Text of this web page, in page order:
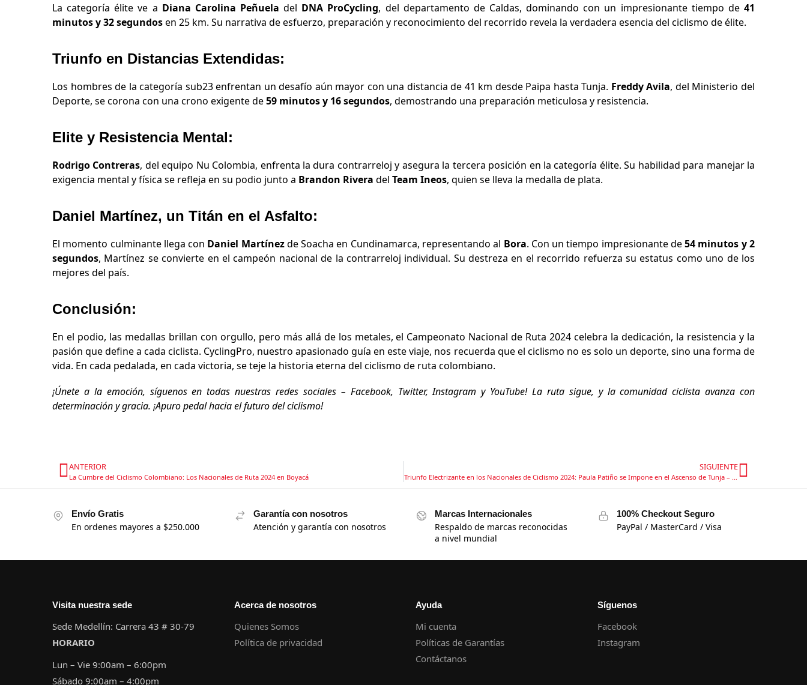
La categoría élite ve a Diana Carolina Peñuela del DNA ProCycling, del departamento de Caldas, dominando con un impresionante tiempo de41
minutos y 32 segundosen 25 km. Su narrativa de esfuerzo, preparación y reconocimiento del recorrido revela la verdadera esencia del ciclismo de élite.
Triunfo en Distancias Extendidas:
Los hombres de la categoría sub23 enfrentan un desafío aún mayor con una distancia de 41 km desde Paipa hasta Tunja. Freddy Avila, del Ministerio del
Deporte, se corona con una crono exigente de59 minutos y 16 segundos, demostrando una preparación meticulosa y resistencia.
Elite y Resistencia Mental:
Rodrigo Contreras, del equipo Nu Colombia, enfrenta la dura contrarreloj y asegura la tercera posición en la categoría élite. Su habilidad para manejar la
exigencia mental y física se refleja en su podio junto a Brandon Rivera del Team Ineos, quien se lleva la medalla de plata.
Daniel Martínez, un Titán en el Asfalto:
El momento culminante llega con Daniel Martínezde Soacha en Cundinamarca, representando al Bora. Con un tiempo impresionante de54 minutos y 2
segundos, Martínez se convierte en el campeón nacional de la contrarreloj individual. Su destreza en el recorrido refuerza su estatus como uno de los
mejores del país.
Conclusión:
En el podio, las medallas brillan con orgullo, pero más allá de los metales, el Campeonato Nacional de Ruta 2024 celebra la dedicación, la resistencia y la
pasión que define a cada ciclista. CyclingPro, nuestro apasionado guía en este viaje, nos recuerda que el ciclismo no es solo un deporte, sino una forma de
vida. En cada pedalada, en cada victoria, se teje la historia eterna del ciclismo de ruta colombiano.
¡Únete a la emoción, síguenos en todas nuestras redes sociales – Facebook, Twitter, Instagram y YouTube! La ruta sigue, y la comunidad ciclista avanza con
determinación y gracia. ¡Apuro pedal hacia el futuro del ciclismo!
ANTERIOR
La Cumbre del Ciclismo Colombiano: Los Nacionales de Ruta 2024 en Boyacá
SIGUIENTE
Envío Gratis
En ordenes mayores a $250.000
Garantía con nosotros
Atención y garantía con nosotros
Marcas Internacionales
Respaldo de marcas reconocidas
a nivel mundial
100% Checkout Seguro
PayPal / MasterCard / Visa
Visita nuestra sede
Sede Medellín: Carrera 43 # 30-79
HORARIO
Lun – Vie 9:00am – 6:00pm
Sábado 9:00am – 4:00pm
Acerca de nosotros
Quienes Somos
Política de privacidad
Ayuda
Mi cuenta
Políticas de Garantías
Contáctanos
Síguenos
Facebook
Instagram